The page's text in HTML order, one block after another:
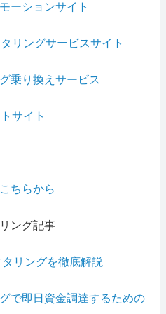
ーションサイト
リングサービスサイト
乗り換えサービス
サイト
ちらから
ング記事
リングを徹底解説
で即日資金調達するための